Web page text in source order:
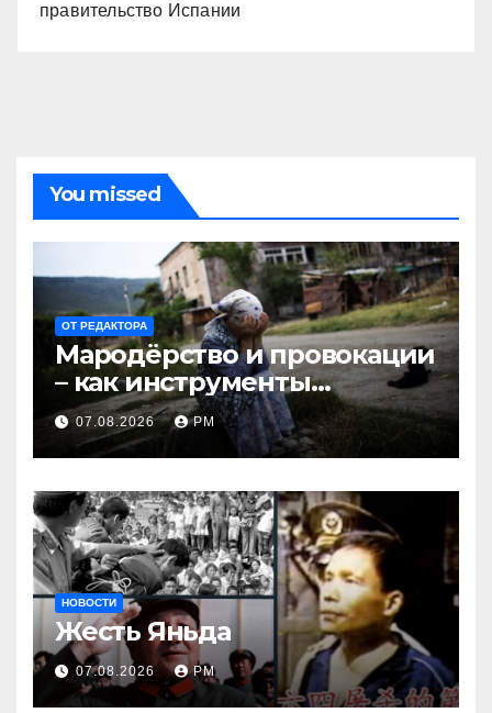
правительство Испании
You missed
ОТ РЕДАКТОРА
Мародёрство и провокации
– как инструменты
современной политики
России
07.08.2026 РМ
НОВОСТИ
Жесть Яньда
07.08.2026 РМ